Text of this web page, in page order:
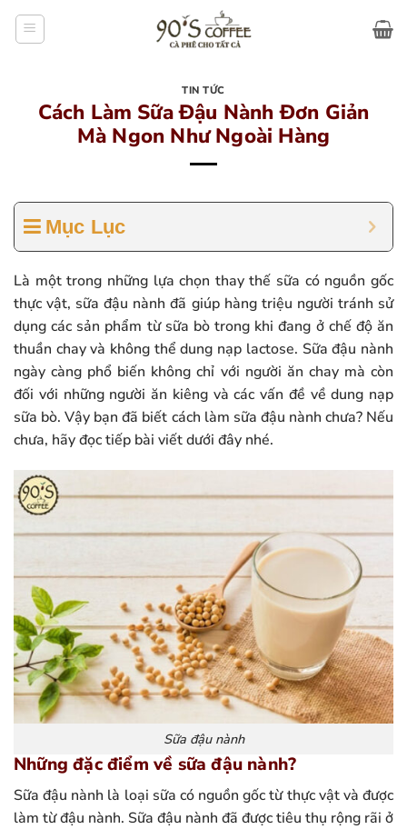
TIN TỨC
Cách Làm Sữa Đậu Nành Đơn Giản
Mà Ngon Như Ngoài Hàng
Mục Lục
Là một trong những lựa chọn thay thế sữa có nguồn gốc
thực vật, sữa đậu nành đã giúp hàng triệu người tránh sử
dụng các sản phẩm từ sữa bò trong khi đang ở chế độ ăn
thuần chay và không thể dung nạp lactose. Sữa đậu nành
ngày càng phổ biến không chỉ với người ăn chay mà còn
đối với những người ăn kiêng và các vấn đề về dung nạp
sữa bò. Vậy bạn đã biết cách làm sữa đậu nành chưa? Nếu
chưa, hãy đọc tiếp bài viết dưới đây nhé.
Sữa đậu nành
Những đặc điểm về sữa đậu nành?
Sữa đậu nành là loại sữa có nguồn gốc từ thực vật và được
làm từ đậu nành. Sữa đậu nành đã được tiêu thụ rộng rãi ở